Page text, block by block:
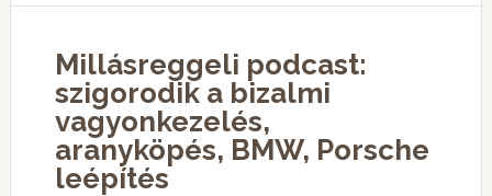
Millásreggeli podcast:
szigorodik a bizalmi
vagyonkezelés,
aranyköpés, BMW, Porsche
leépítés